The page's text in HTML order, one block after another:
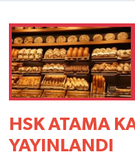
HSK ATAMA
YAYINLANDI